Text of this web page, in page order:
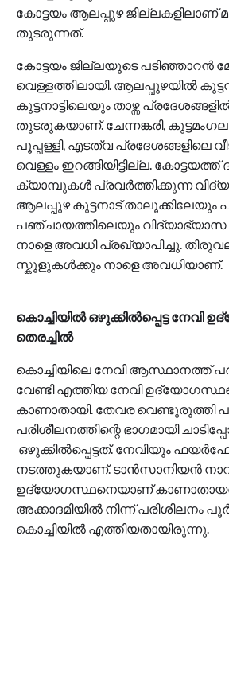
കോട്ടയം ആലപ്പുഴ ജില്ലകളിലാണ്
തുടരുന്നത്.
കോട്ടയം ജില്ലയുടെ പടിഞ്ഞാറൻ
വെള്ളത്തിലായി. ആലപ്പുഴയിൽ
കുട്ടനാട്ടിലെയും താഴ്ന്ന
തുടരുകയാണ്. ചേന്നങ്കരി,
പൂപ്പള്ളി, എടത്വ പ്രദേശങ്ങളിലെ
വെള്ളം ഇറങ്ങിയിട്ടില്ല.
ക്യാമ്പുകള്‍ പ്രവര്‍ത്തിക്കുന്ന
ആലപ്പുഴ കുട്ടനാട് താലൂക്കിലേയും
പഞ്ചായത്തിലെയും
നാളെ അവധി പ്രഖ്യാപിച്ചു.
സ്കൂളുകൾക്കും നാളെ അവധിയാണ്.
കൊച്ചിയിൽ ഒഴുക്കിൽപ്പെട്ട നേവി
തെരച്ചിൽ
കൊച്ചിയിലെ നേവി ആസ്ഥാനത്ത്
വേണ്ടി എത്തിയ നേവി
കാണാതായി. തേവര വെണ്ടുരുത്തി
പരിശീലനത്തിന്റെ ഭാഗമായി
ഒഴുക്കിൽപ്പെട്ടത്. നേവിയും
നടത്തുകയാണ്. ടാൻസാനിയൻ
ഉദ്യോഗസ്ഥനെയാണ്
അക്കാദമിയിൽ നിന്ന് പരിശീലനം
കൊച്ചിയിൽ എത്തിയതായിരുന്നു.